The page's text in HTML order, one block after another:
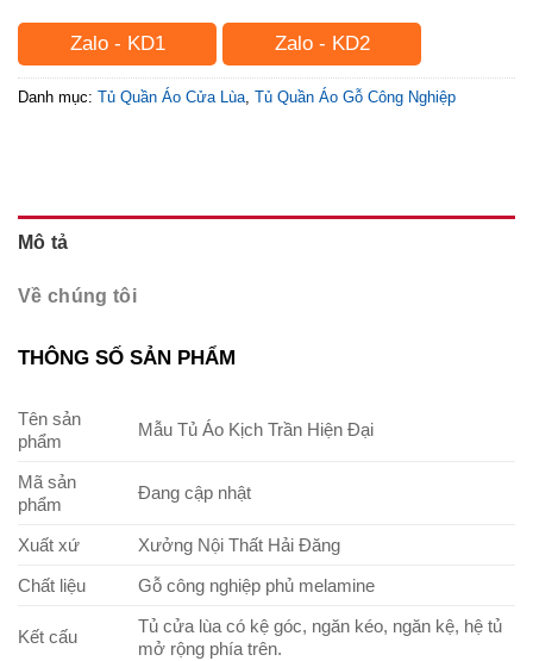
Zalo - KD1 Zalo - KD2
Danh mục: Tủ Quần Áo Cửa Lùa, Tủ Quần Áo Gỗ Công Nghiệp
Mô tả
Về chúng tôi
THÔNG SỐ SẢN PHẨM
Tên sản
phẩm
Mẫu Tủ Áo Kịch Trần Hiện Đại
Mã sản
phẩm
Đang cập nhật
Xuất xứ
Xưởng Nội Thất Hải Đăng
Chất liệu
Gỗ công nghiệp phủ melamine
Kết cấu
Tủ cửa lùa có kệ góc, ngăn kéo, ngăn kệ, hệ tủ
mở rộng phía trên.